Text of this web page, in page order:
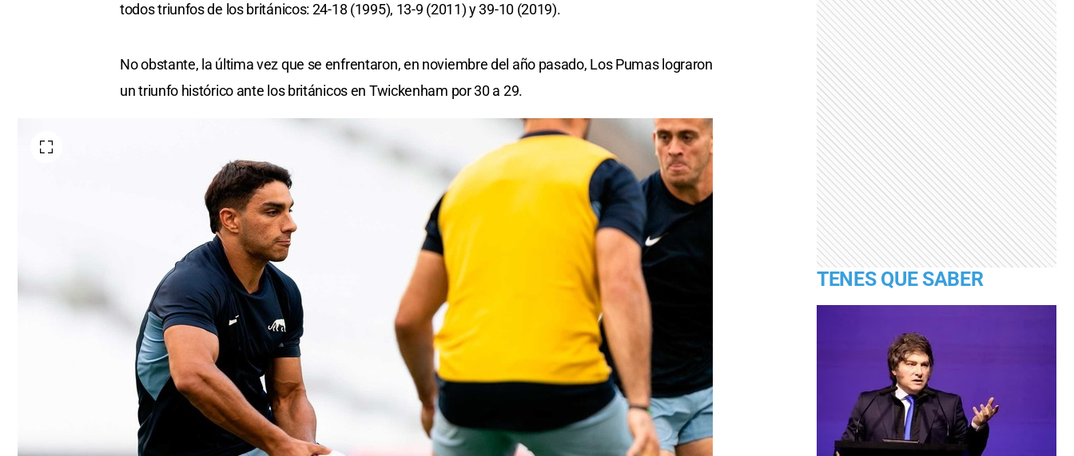
todos triunfos de los británicos: 24-18 (1995), 13-9 (2011) y 39-10 (2019).
No obstante, la última vez que se enfrentaron, en noviembre del año pasado, Los Pumas lograron
un triunfo histórico ante los británicos en Twickenham por 30 a 29.
TENES QUE SABER